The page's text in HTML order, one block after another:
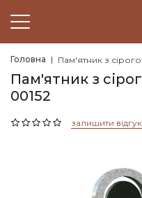
Головна Пам'ятник з
Пам'ятник з
00152
залишити відгук